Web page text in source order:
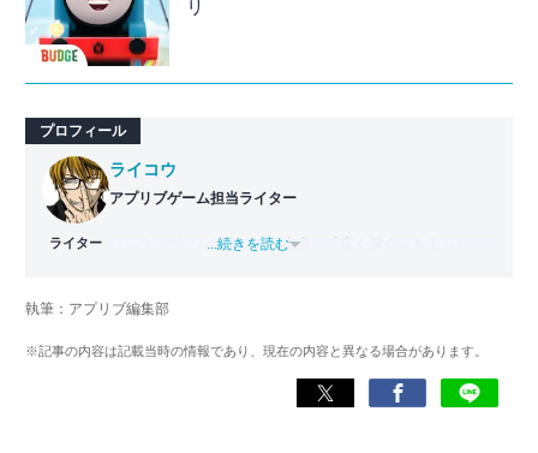
リ
プロフィール
ライター
ライコウ
アプリブゲーム担当ライター
バンタンゲームアカデミー 出身。「広く深く」をモットー
ゲームだけでも1,000本以上。ゲーム開発者を目指した経験
くして面白さを引き出し、人々に伝えるためゲームライタ
...続きを読む
執筆：アプリブ編集部
※記事の内容は記載当時の情報であり、現在の内容と異なる場合があります。